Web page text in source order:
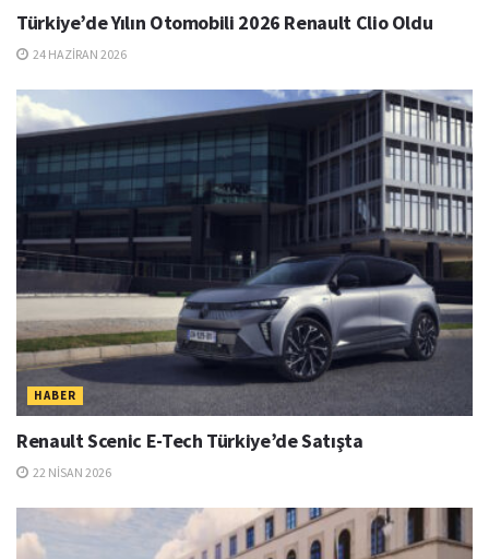
Türkiye’de Yılın Otomobili 2026 Renault Clio Oldu
24 HAZIRAN 2026
HABER
Renault Scenic E-Tech Türkiye’de Satışta
22 NISAN 2026